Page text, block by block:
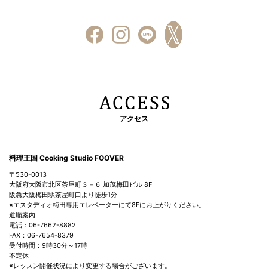
アクセス
料理王国 Cooking Studio FOOVER
〒530-0013
大阪府大阪市北区茶屋町３－６ 加茂梅田ビル 8F
阪急大阪梅田駅茶屋町口より徒歩1分
※エスタディオ梅田専用エレベーターにて8Fにお上がりください。
道順案内
電話：06-7662-8882
FAX：06-7654-8379
受付時間：9時30分～17時
不定休
※レッスン開催状況により変更する場合がございます。